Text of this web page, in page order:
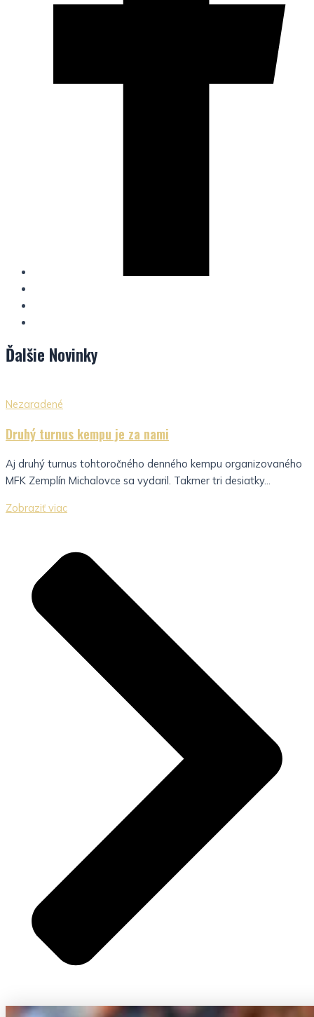
Ďalšie Novinky
Nezaradené
Druhý turnus kempu je za nami
Aj druhý turnus tohtoročného denného kempu organizovaného
MFK Zemplín Michalovce sa vydaril. Takmer tri desiatky...
Zobraziť viac